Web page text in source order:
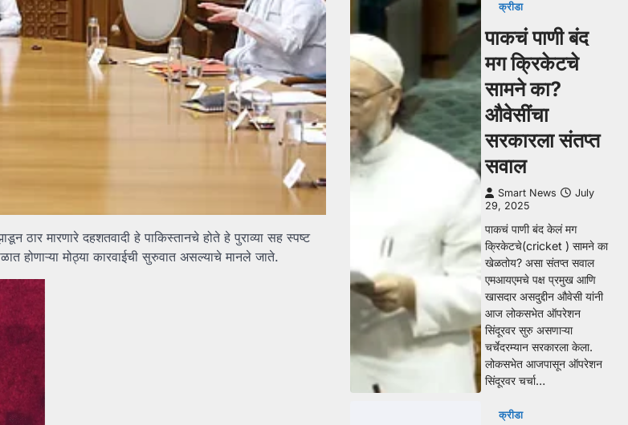
ठार मारणारे दहशतवादी हे पाकिस्तानचे होते हे पुराव्या सह स्पष्ट
होणाऱ्या मोठ्या कारवाईची सुरुवात असल्याचे मानले जाते.
क्रीडा
पाकचं पाणी बंद
मग क्रिकेटचे
सामने का?
औवेसींचा
सरकारला संतप्त
सवाल
Smart News
July
29, 2025
पाकचं पाणी बंद केलं मग
क्रिकेटचे(cricket ) सामने का
खेळतोय? असा संतप्त सवाल
एमआयएमचे पक्ष प्रमुख आणि
खासदार असदुद्दीन औवेसी यांनी
आज लोकसभेत ऑपरेशन
सिंदूरवर सुरु असणाऱ्या
चर्चेदरम्यान सरकारला केला.
लोकसभेत आजपासून ऑपरेशन
सिंदूरवर चर्चा…
क्रीडा